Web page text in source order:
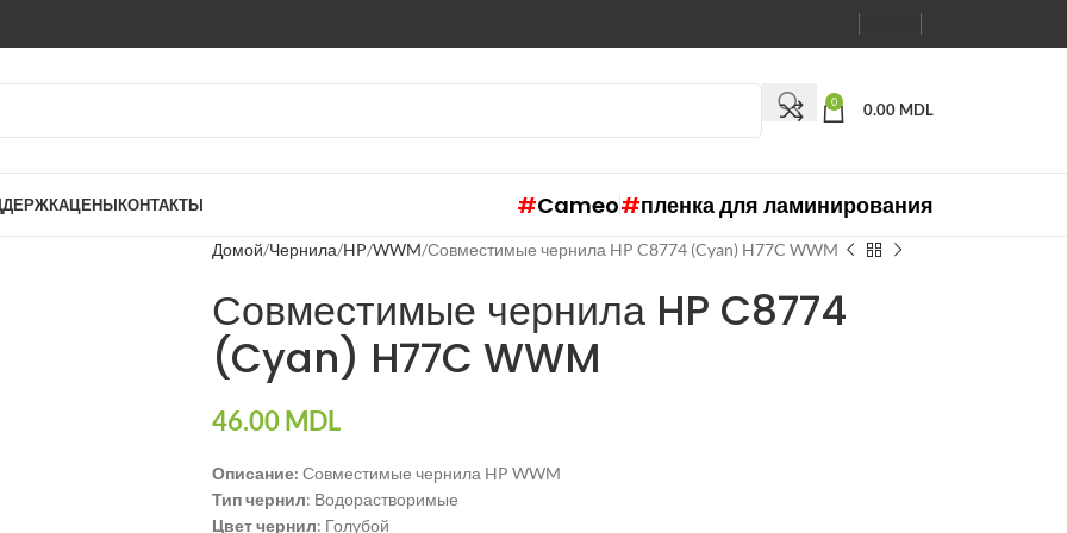
0 0.00 MDL
ЦЕНЫКОНТАКТЫ #Cameo#пленка для ламинирования
Домой Чернила HP WWM Совместимые чернила HP C8774 (Cyan) H77C WWM
Совместимые чернила HP C8774
(Cyan) H77C WWM
46.00MDL
Описание: Совместимые чернила HP WWM
Тип чернил: Водорастворимые
Цвет чернил: Голубой